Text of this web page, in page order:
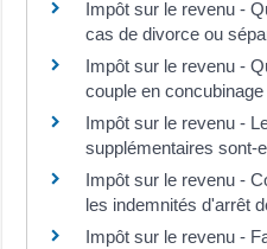
Impôt sur le revenu -
cas de divorce ou
Impôt sur le revenu -
couple en concubinage
Impôt sur le revenu -
supplémentaires sont-
Impôt sur le revenu -
les indemnités d'arrêt
Impôt sur le revenu -